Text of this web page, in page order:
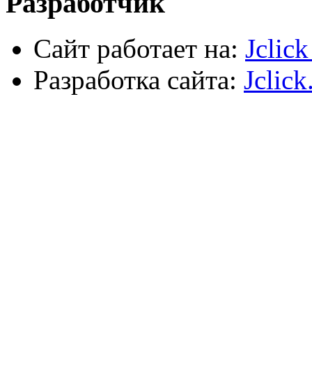
Сайт работает на:
Разработка сайта: